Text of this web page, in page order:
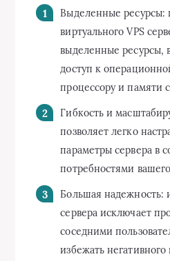
Выделенные ресурсы:
виртуального VPS
выделенные ресурсы,
доступ к
процессору и памяти
Гибкость и
позволяет легко
параметры сервера в
потребностями
Большая надежность:
сервера исключает
соседними
избежать